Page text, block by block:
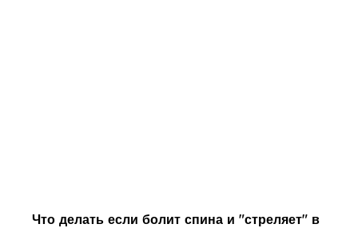
Что делать если болит спина и "стреляет" в